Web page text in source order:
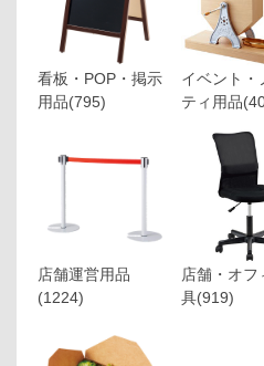
看板・POP・掲示
用品(795)
イベント・
ティ用品
店舗運営用品
(1224)
店舗・オフ
具(919)